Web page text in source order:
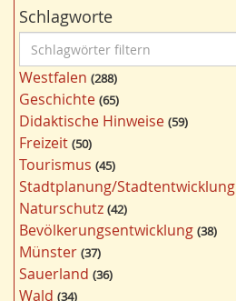
Schlagworte
c
h
l
a
g
w
ö
r
t
e
r
Westfalen 288
Geschichte 65
Didaktische Hinweise 59
Freizeit 50
Tourismus 45
Stadtplanung/Stadtentwicklung
Naturschutz 42
Bevölkerungsentwicklung 38
Münster 37
Sauerland 36
Wald 34